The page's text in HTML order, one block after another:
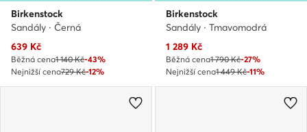
Birkenstock
Sandály · Černá
Aktuální cena
639 Kč
Běžná cena1 140 Kč-43%
Nejnižší cena729 Kč-12%
Birkenstock
Sandály · Tmavomodrá
Aktuální cena
1 289 Kč
Běžná cena1 790 Kč-27%
Nejnižší cena1 449 Kč-11%